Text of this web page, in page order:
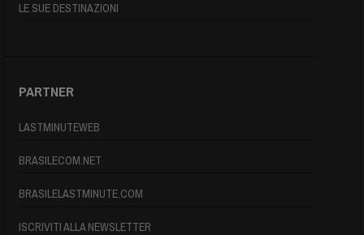
LE SUE DESTINAZIONI
PARTNER
LASTMINUTEWEB
BRASILECOM.NET
BRASILELASTMINUTE.COM
ISCRIVITI ALLA NEWSLETTER